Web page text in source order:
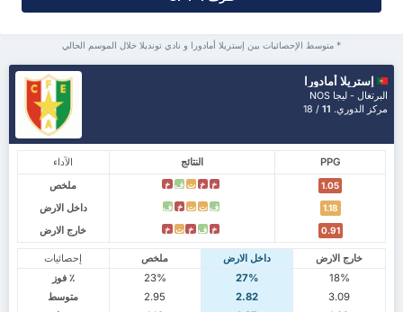
* متوسط الإحصائيات بين إستريلا أمادورا و نادي تونديلا خلال الموسم الحالي
إستريلا أمادورا
البرتغال - ليجا NOS
مركز الدوري. 11
/ 18
الآداء النتائج
PPG
ملخص
خ خ ت ف خ 1.05
داخل الارض ف ت ت خ ف 1.18
خارج الارض خ ف خ ت خ 0.91
إحصائيات ملخص داخل الارض
خارج الارض
٪ فوز
23% 27%
18%
متوسط
2.95 2.82
3.09